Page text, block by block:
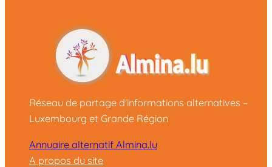
Réseau de partage d'informations alternatives –
Luxembourg et Grande Région
Annuaire alternatif Almina.lu
A propos du site